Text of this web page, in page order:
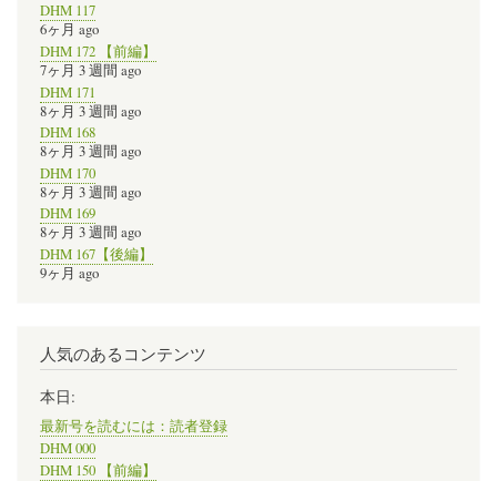
DHM 117
6ヶ月 ago
DHM 172 【前編】
7ヶ月 3 週間 ago
DHM 171
8ヶ月 3 週間 ago
DHM 168
8ヶ月 3 週間 ago
DHM 170
8ヶ月 3 週間 ago
DHM 169
8ヶ月 3 週間 ago
DHM 167【後編】
9ヶ月 ago
人気のあるコンテンツ
本日:
最新号を読むには：読者登録
DHM 000
DHM 150 【前編】